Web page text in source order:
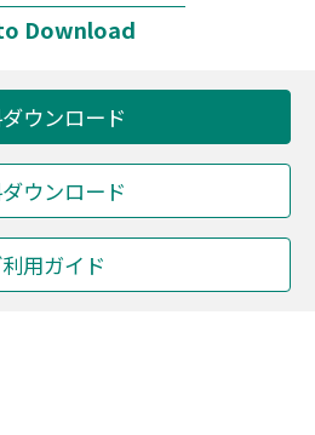
Download
ウンロード
ウンロード
用ガイド